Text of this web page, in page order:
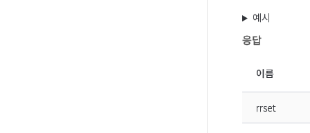
예시
응답
이름
rrset